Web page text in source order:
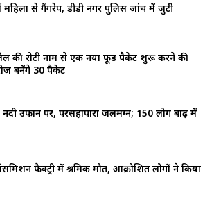
महिला से गैंगरेप, डीडी नगर पुलिस जांच में जुटी
की रोटी नाम से एक नया फूड पैकेट शुरू करने की
बनेंगे 30 पैकेट
नदी उफान पर, परसहापारा जलमग्न; 150 लोग बाढ़ में
फैक्ट्री में श्रमिक मौत, आक्रोशित लोगों ने किया